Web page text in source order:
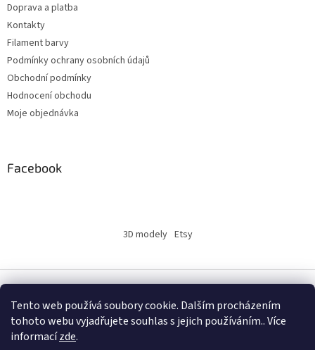
Tento web používá soubory cookie. Dalším procházením
tohoto webu vyjadřujete souhlas s jejich používáním.. Více
informacízde.
Doprava a platba
Kontakty
Filament barvy
Podmínky ochrany osobních údajů
Obchodní podmínky
Hodnocení obchodu
Moje objednávka
Facebook
3D modely Etsy
Vytvořil Shoptet